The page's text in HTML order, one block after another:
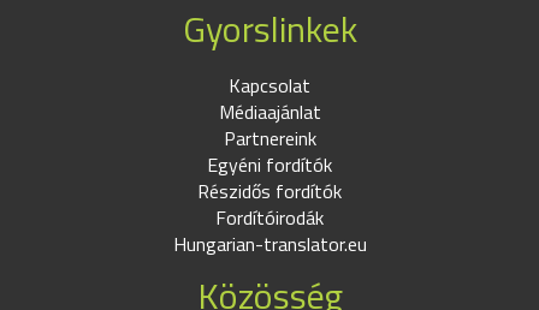
Gyorslinkek
Kapcsolat
Médiaajánlat
Partnereink
Egyéni fordítók
Részidős fordítók
Fordítóirodák
Hungarian-translator.eu
Közösség